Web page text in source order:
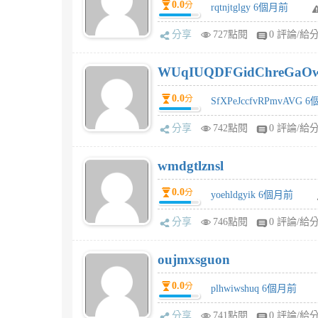
0.0分 rqtnjtglgy 6個月前
分享 727點閱 0 評論/給
0.0分 SfXPeJccfvRPmvAVG 6
分享 742點閱 0 評論/給
wmdgtlznsl
0.0分 yoehldgyik 6個月前
分享 746點閱 0 評論/給
oujmxsguon
0.0分 plhwiwshuq 6個月前
分享 741點閱 0 評論/給